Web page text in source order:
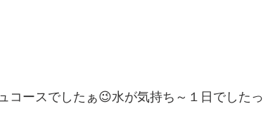
コースでしたぁ😉水が気持ち～１日でしたっ